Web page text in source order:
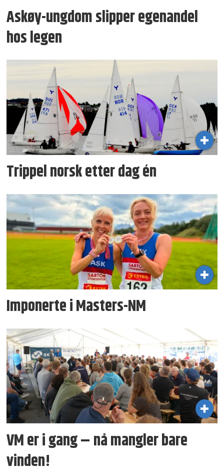
Askøy-ungdom slipper egenandel
hos legen
Trippel norsk etter dag én
Imponerte i Masters-NM
VM er i gang – nå mangler bare
vinden!